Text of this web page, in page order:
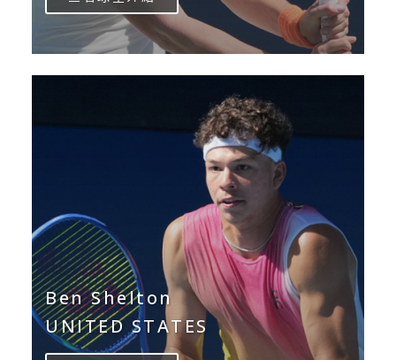
Ben Shelton
UNITED STATES